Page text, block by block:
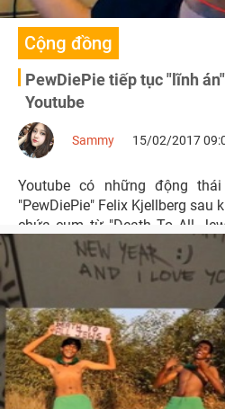
Cộng đồng
PewDiePie tiếp tục "lĩnh
Youtube
Sammy 15/02/2017
Youtube có những động
"PewDiePie" Felix Kjellberg sau
chứa cụm từ "Death To All
người Do Thái vào tháng trước.